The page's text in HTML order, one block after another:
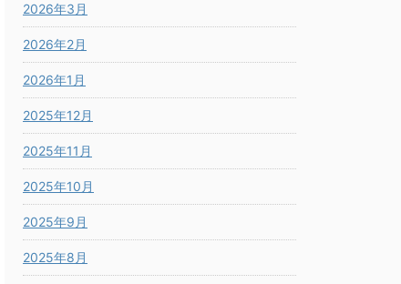
2026年3月
2026年2月
2026年1月
2025年12月
2025年11月
2025年10月
2025年9月
2025年8月